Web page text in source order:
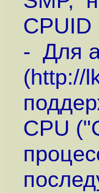
CPUID
- Для
(http://
CPU